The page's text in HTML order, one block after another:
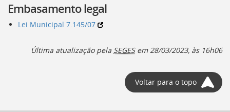
Embasamento legal
Lei Municipal 7.145/07
Última atualização pela SEGESem 28/03/2023, às 16h06
Voltar para o topo